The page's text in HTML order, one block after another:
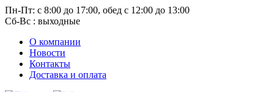
Пн-Пт: с 8:00 до 17:00, обед с 12:00 до 13:00
Сб-Вс : выходные
О компании
Новости
Контакты
Доставка и оплата